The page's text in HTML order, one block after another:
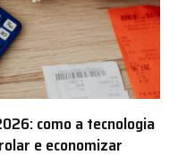
como a tecnologia
e economizar